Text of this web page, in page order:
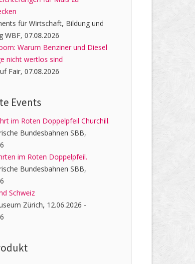
für Wirtschaft, Bildung und
WBF, 07.08.2026
Warum Benziner und Diesel
nicht wertlos sind
Fair, 07.08.2026
Events
im Roten Doppelpfeil Churchill.
Bundesbahnen SBB,
im Roten Doppelpfeil.
Bundesbahnen SBB,
Schweiz
Zürich, 12.06.2026 -